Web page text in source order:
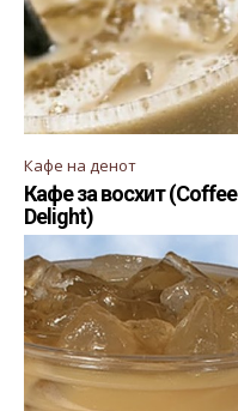
Кафе на денот
Кафе за восхит (Coffee
Delight)